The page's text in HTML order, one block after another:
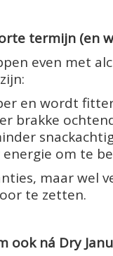
termijn (en
even met
en wordt
brakke
om te
maar wel
te zetten.
ook ná Dry